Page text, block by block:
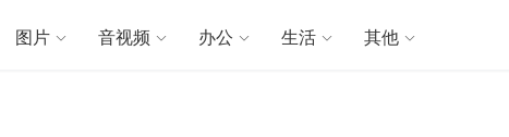
图片 音视频 办公 生活 其他